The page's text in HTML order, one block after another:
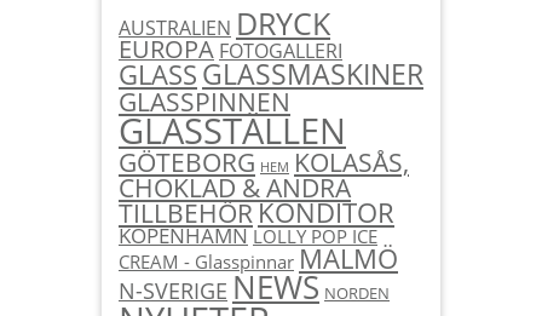
AUSTRALIEN DRYCK
EUROPA FOTOGALLERI
GLASSGLASSMASKINER
GLASSPINNEN
GLASSTÄLLEN
GÖTEBORG HEM KOLASÅS,
CHOKLAD & ANDRA
TILLBEHÖRKONDITOR
KÖPENHAMN LOLLY POP ICE
CREAM - Glasspinnar MALMÖ
N-SVERIGE NEWS NORDEN